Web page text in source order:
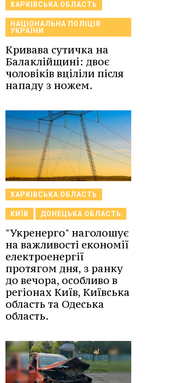
ХАРКІВСЬКА ОБЛАСТЬ
НАЦІОНАЛЬНА ПОЛІЦІЯ
УКРАЇНИ
Кривава сутичка на
Балаклійщині: двоє
чоловіків вціліли після
нападу з ножем.
ХАРКІВСЬКА ОБЛАСТЬ
КИЇВ ДОНЕЦЬКА ОБЛАСТЬ
"Укренерго" наголошує
на важливості економії
електроенергії
протягом дня, з ранку
до вечора, особливо в
регіонах Київ, Київська
область та Одеська
область.